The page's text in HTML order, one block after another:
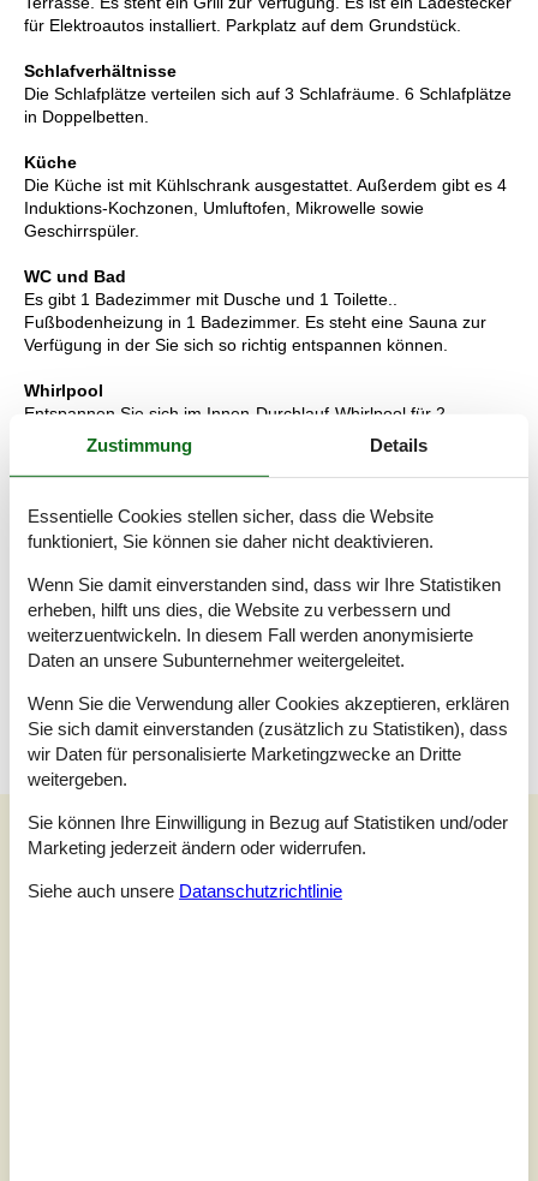
für Elektroautos installiert. Parkplatz auf dem Grundstück.
Schlafverhältnisse
Die Schlafplätze verteilen sich auf 3 Schlafräume. 6 Schlafplätze
in Doppelbetten.
Küche
Die Küche ist mit Kühlschrank ausgestattet. Außerdem gibt es 4
Induktions-Kochzonen, Umluftofen, Mikrowelle sowie
Geschirrspüler.
WC und Bad
Es gibt 1 Badezimmer mit Dusche und 1 Toilette..
Fußbodenheizung in 1 Badezimmer. Es steht eine Sauna zur
Verfügung in der Sie sich so richtig entspannen können.
Whirlpool
Entspannen Sie sich im Innen-Durchlauf-Whirlpool für 2
Personen.
Multimedien
In der Ferienunterkunft gibt es 1 Fernseher mit Smart-TV.1
Chromecast. DVD-Player. Radio.1 Bluetooth-Lautsprecher.
Mindestens 4 dänische Fernsehsender. Mindestens 4 deutsche
Fernsehsender. Es steht kabellose Internetverbindung zur
Verfügung.
Wissenswertes
Keine Vermietung an Jugendgruppen, in denen alle 15-25 Jahre
Verbots wird eine Gebühr von mindestens EUR 420,- erhoben.
Unsere Gästebewertungen
Zustimmung Details
Essentielle Cookies stellen sicher, dass die Website
funktioniert, Sie können sie daher nicht deaktivieren.
Wenn Sie damit einverstanden sind, dass wir Ihre Statistiken
erheben, hilft uns dies, die Website zu verbessern und
weiterzuentwickeln. In diesem Fall werden anonymisierte
Daten an unsere Subunternehmer weitergeleitet.
Wenn Sie die Verwendung aller Cookies akzeptieren, erklären
Sie sich damit einverstanden (zusätzlich zu Statistiken), dass
wir Daten für personalisierte Marketingzwecke an Dritte
weitergeben.
Sie können Ihre Einwilligung in Bezug auf Statistiken und/oder
Marketing jederzeit ändern oder widerrufen.
Siehe auch unsere Datanschutzrichtlinie